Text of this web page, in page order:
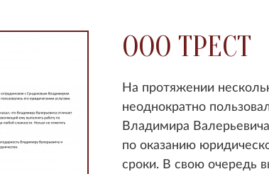
ООО ТРЕСТ
На протяжении
неоднократно
Владимира
по оказанию
сроки. В свою очередь